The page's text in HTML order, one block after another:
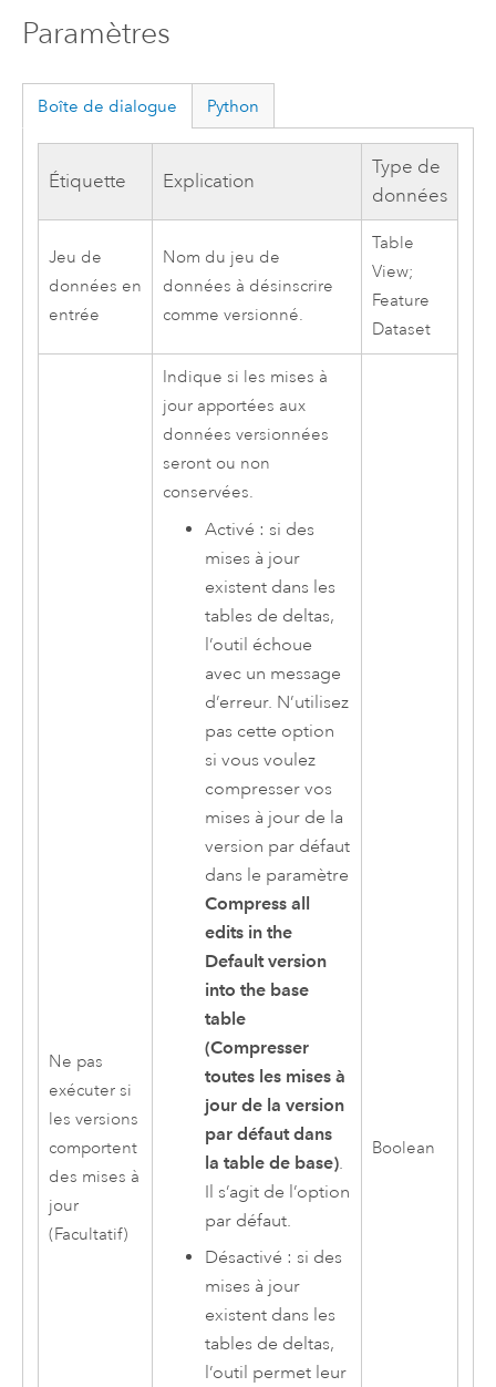
Paramètres
Boîte de dialogue Python
Étiquette Explication
Type de
données
Jeu de
données en
entrée
Nom du jeu de
données à désinscrire
comme versionné.
Table
View;
Feature
Dataset
Ne pas
exécuter si
les versions
comportent
des mises à
jour
(Facultatif)
Indique si les mises à
jour apportées aux
données versionnées
seront ou non
conservées.
Activé : si des
mises à jour
existent dans les
tables de deltas,
l’outil échoue
avec un message
d’erreur. N’utilisez
pas cette option
si vous voulez
compresser vos
mises à jour de la
version par défaut
dans le paramètre
Compress all
edits in the
Default version
into the base
table
(Compresser
toutes les mises à
jour de la version
par défaut dans
la table de base).
Il s’agit de l’option
par défaut.
Désactivé : si des
mises à jour
existent dans les
tables de deltas,
l’outil permet leur
Boolean